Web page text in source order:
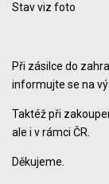
Stav viz foto
Při zásilce do
informujte se na
Taktéž při
ale i v rámci ČR.
Děkujeme.